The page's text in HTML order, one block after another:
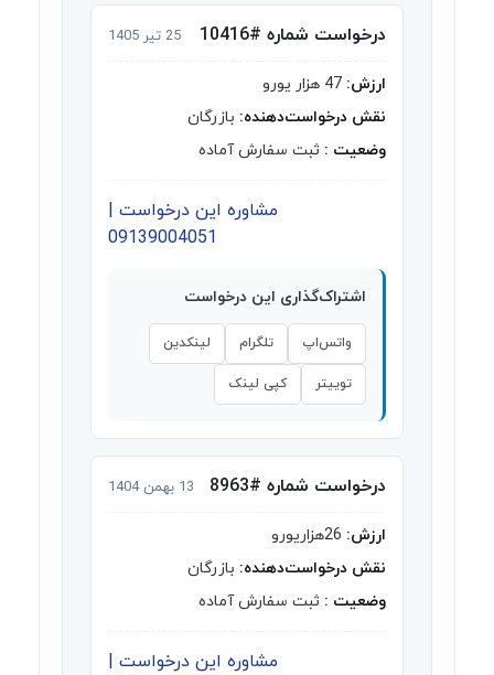
درخواست شماره #10416 25 تیر 1405
ارزش:
نقش درخواست‌دهنده: بازرگان
وضعیت : ثبت سفارش آماده
مشاوره این درخواست |
09139004051
اشتراک‌گذاری این درخواست
واتس‌اپ تلگرام لینکدین
توییتر کپی لینک
درخواست شماره #8963 13 بهمن 1404
ارزش:
نقش درخواست‌دهنده: بازرگان
وضعیت : ثبت سفارش آماده
مشاوره این درخواست |